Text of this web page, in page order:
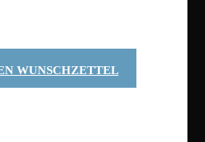
WUNSCHZETTEL